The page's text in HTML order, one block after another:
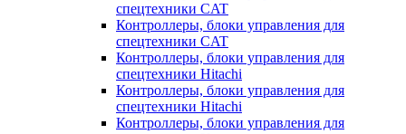
спецтехники CAT
Контроллеры, блоки управления для
спецтехники CAT
Контроллеры, блоки управления для
спецтехники Hitachi
Контроллеры, блоки управления для
спецтехники Hitachi
Контроллеры, блоки управления для